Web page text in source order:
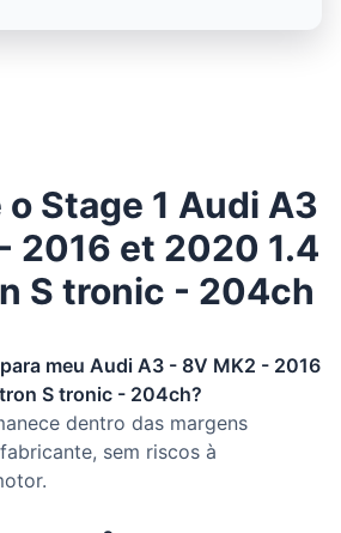
o Stage 1 Audi A3
2016 et 2020 1.4
S tronic - 204ch
meu Audi A3 - 8V MK2 - 2016
S tronic - 204ch?
dentro das margens
sem riscos à